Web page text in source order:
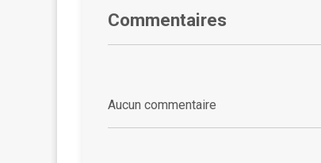
Commentaires
Aucun commentaire